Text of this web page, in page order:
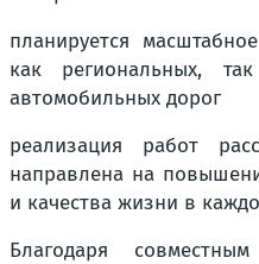
планируется
как региональных,
автомобильных дорог
реализация работ
направлена на
и качества жизни в
Благодаря